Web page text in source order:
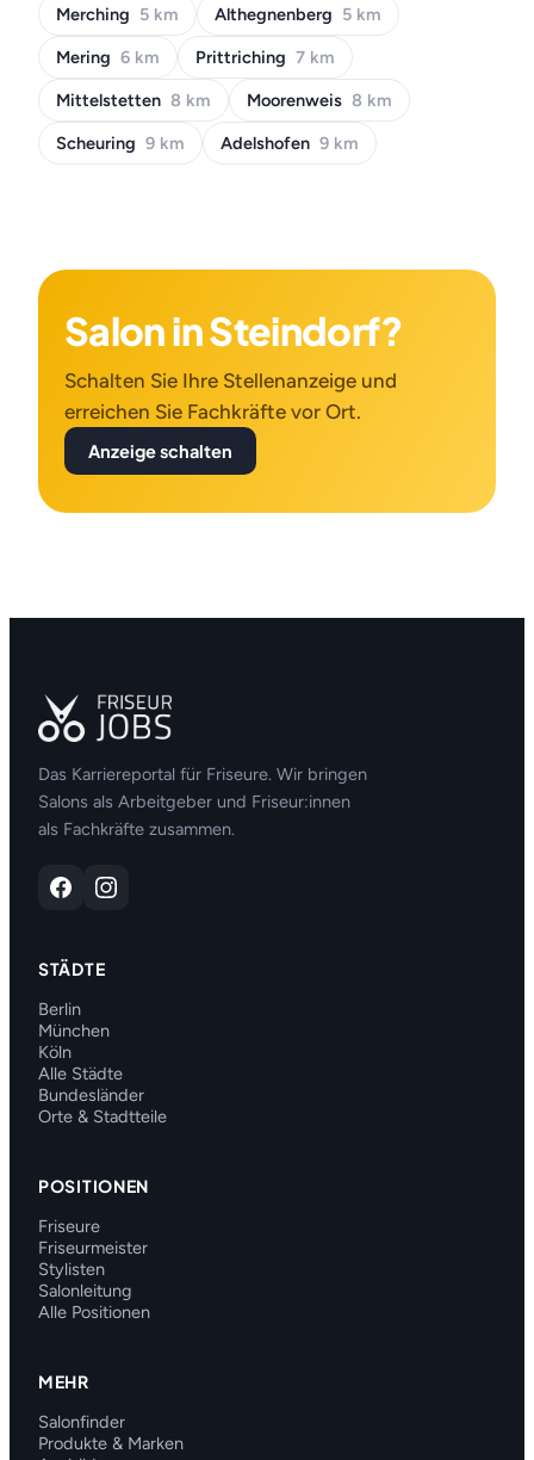
Merching 5 km Althegnenberg 5 km
Mering 6 km Prittriching 7 km
Mittelstetten 8 km Moorenweis 8 km
Scheuring 9 km Adelshofen 9 km
Salon in Steindorf?
Schalten Sie Ihre Stellenanzeige und
erreichen Sie Fachkräfte vor Ort.
Anzeige schalten
Das Karriereportal für Friseure. Wir bringen
Salons als Arbeitgeber und Friseur:innen
als Fachkräfte zusammen.
STÄDTE
Berlin
München
Köln
Alle Städte
Bundesländer
Orte & Stadtteile
POSITIONEN
Friseure
Friseurmeister
Stylisten
Salonleitung
Alle Positionen
MEHR
Salonfinder
Produkte & Marken